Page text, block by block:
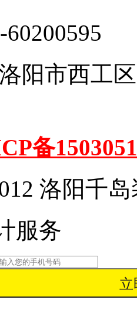
阳市西工
备
洛阳千
服务